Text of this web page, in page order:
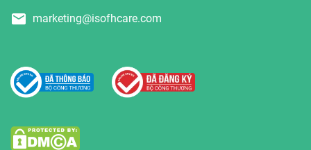
marketing@isofhcare.com